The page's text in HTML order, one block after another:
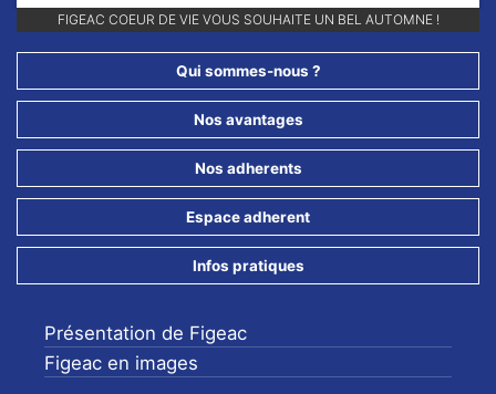
RETROUVEZ-NOUS SUR NOS RÉSEAUX SOCIAUX ET ABONNEZ-VOUS
POUR NE RIEN LOUPER DE NOS ANIMATIONS !!
Qui sommes-nous ?
Nos avantages
Nos adherents
Espace adherent
Infos pratiques
Présentation de Figeac
Figeac en images